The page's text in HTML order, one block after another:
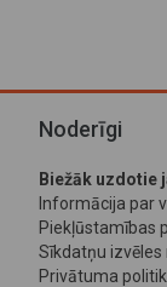
Noderīgi
Biežāk uzdotie
Informācija par
Piekļūstamības
Sīkdatņu izvēles
Privātuma